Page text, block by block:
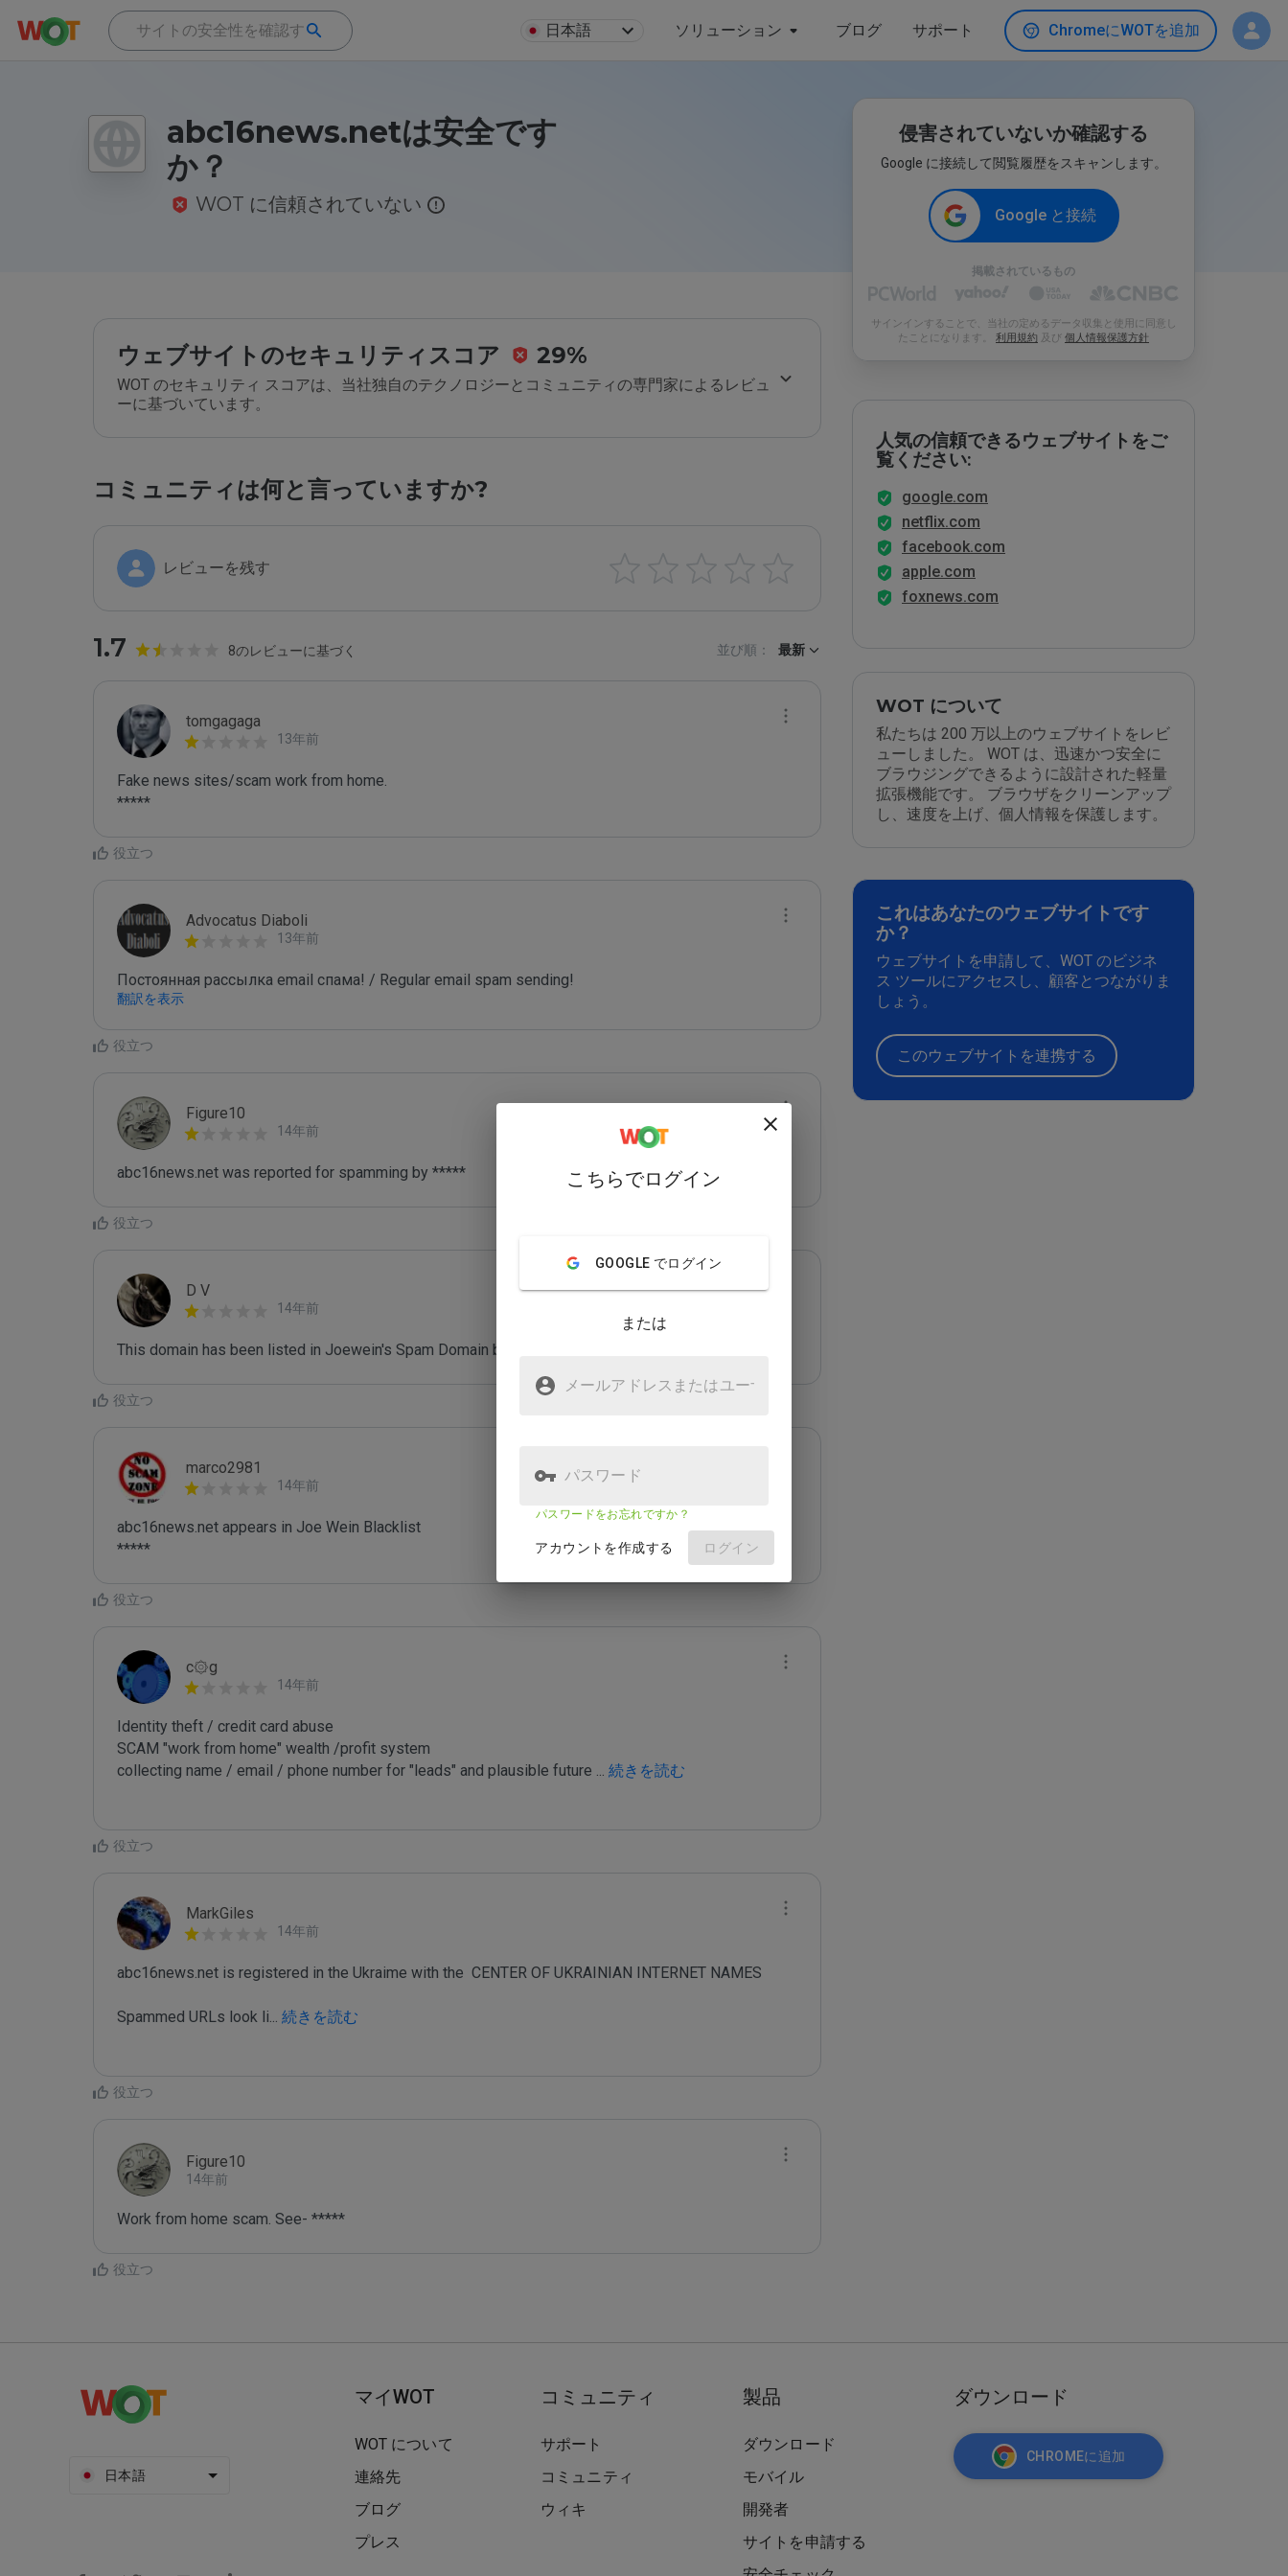
日本語 ソリューション ブログ サポート ChromeにWOTを追加
abc16news.netは安全です
か？
WOT に信頼されていない
ウェブサイトのセキュリティスコア 29%
WOT のセキュリティ スコアは、当社独自のテクノロジーとコミュニティの専門家によるレビュ
ーに基づいています。
コミュニティは何と言っていますか?
レビューを残す
1.7 8のレビューに基づく 並び順： 最新
tomgagaga
13年前
Fake news sites/scam work from home.
*****
役立つ
Advocatus Diaboli
13年前
Постоянная рассылка email спама! / Regular email spam sending!
翻訳を表示
役立つ
Figure10
14年前
abc16news.net was reported for spamming by *****
役立つ
D V
14年前
This domain has been listed in Joewein's Spam Domain blacklist. Refer: *****
役立つ
marco2981
14年前
abc16news.net appears in Joe Wein Blacklist
*****
役立つ
c۞g
14年前
Identity theft / credit card abuse
SCAM "work from home" wealth /profit system
collecting name / email / phone number for "leads" and plausible future ... 続きを読む
役立つ
MarkGiles
14年前
abc16news.net is registered in the Ukraime with the  CENTER OF UKRAINIAN INTERNET NAMES
Spammed URLs look li... 続きを読む
役立つ
Figure10
14年前
Work from home scam. See- *****
役立つ
侵害されていないか確認する
Google に接続して閲覧履歴をスキャンします。
Google と接続
掲載されているもの
サインインすることで、当社の定めるデータ収集と使用に同意し
たことになります。 利用規約 及び 個人情報保護方針
人気の信頼できるウェブサイトをご
覧ください:
google.com
netflix.com
facebook.com
apple.com
foxnews.com
WOT について
私たちは 200 万以上のウェブサイトをレビ
ューしました。 WOT は、迅速かつ安全に
ブラウジングできるように設計された軽量
拡張機能です。 ブラウザをクリーンアップ
し、速度を上げ、個人情報を保護します。
これはあなたのウェブサイトです
か？
ウェブサイトを申請して、WOT のビジネ
ス ツールにアクセスし、顧客とつながりま
しょう。
このウェブサイトを連携する
日本語
マイWOT
WOT について
連絡先
ブログ
プレス
コミュニティ
サポート
コミュニティ
ウィキ
製品
ダウンロード
モバイル
開発者
サイトを申請する
ダウンロード
CHROMEに追加
こちらでログイン
GOOGLE でログイン
または
メールアドレスまたはユーザ
名
パスワード
パスワードをお忘れですか？
アカウントを作成する ログイン